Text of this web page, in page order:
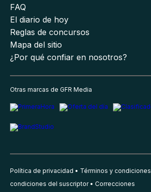
FAQ
El diario de hoy
Reglas de concursos
Mapa del sitio
¿Por qué confiar en nosotros?
Otras marcas de GFR Media
Política de privacidad Términos y condiciones
condiciones del suscriptor
Correcciones